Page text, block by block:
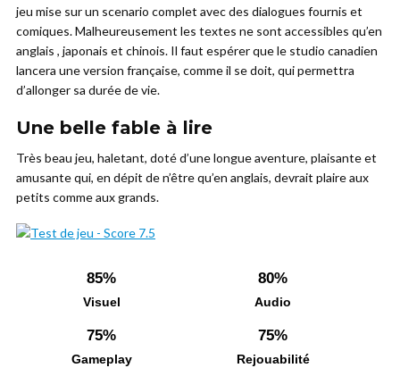
jeu mise sur un scenario complet avec des dialogues fournis et
comiques. Malheureusement les textes ne sont accessibles qu’en
anglais , japonais et chinois. Il faut espérer que le studio canadien
lancera une version française, comme il se doit, qui permettra
d’allonger sa durée de vie.
Une belle fable à lire
Très beau jeu, haletant, doté d’une longue aventure, plaisante et
amusante qui, en dépit de n’être qu’en anglais, devrait plaire aux
petits comme aux grands.
85%
Visuel
80%
Audio
75%
Gameplay
75%
Rejouabilité